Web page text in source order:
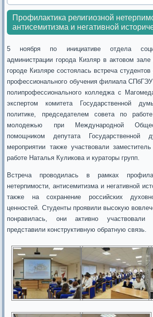
Профилактика религиозной
антисемитизма и негативной
5 ноября по инициативе отдела
администрации города Кизляр в актовом
городе Кизляре состоялась встреча
профессионального обучения филиала СПбГЭУ
полипрофессионального колледжа с
экспертом комитета Государственной
политике, председателем совета по
молодежью при Международной
помощником депутата
мероприятии также участвовали
работе Наталья Куликова и кураторы групп.
Встреча проводилась в рамках
нетерпимости, антисемитизма и негативной
также на сохранение российских
ценностей. Студенты проявили высокую
понравилась, они активно
представили конструктивную обратную связь.